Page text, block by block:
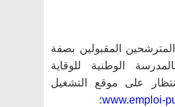
المقبولين بصفة
الوطنية للوقاية
على موقع التشغيل
؛